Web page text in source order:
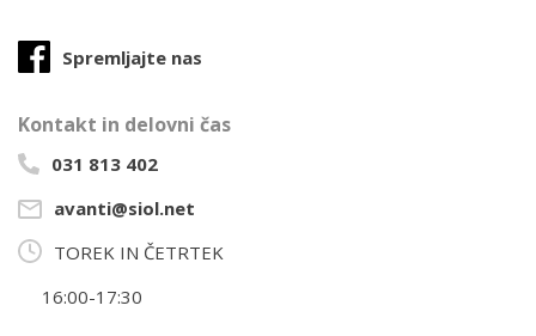
Spremljajte nas
Kontakt in delovni čas
031 813 402
avanti@siol.net
TOREK IN ČETRTEK
16:00-17:30